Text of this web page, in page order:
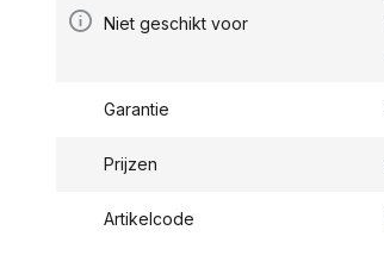
Niet geschikt voor
Garantie
Prijzen
Artikelcode